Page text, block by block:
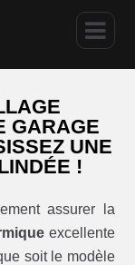
GARAGE
UNE
!
assurer la
excellente
soit le modèle